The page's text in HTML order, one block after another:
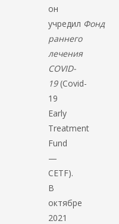
он
учредил Фонд
раннего
лечения
COVID-
19(Covid-
19
Early
Treatment
Fund
—
CETF).
В
октябре
2021